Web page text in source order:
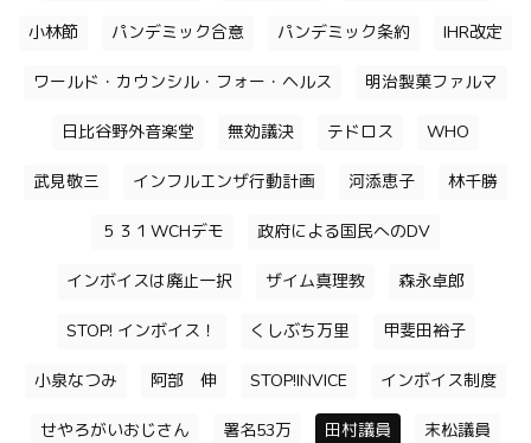
小林節 パンデミック合意 パンデミック条約 IHR改定
ワールド・カウンシル・フォー・ヘルス 明治製菓ファルマ
日比谷野外音楽堂 無効議決 テドロス WHO
武見敬三 インフルエンザ行動計画 河添恵子 林千勝
５３１WCHデモ 政府による国民へのDV
インボイスは廃止一択 ザイム真理教 森永卓郎
STOP! インボイス！ くしぶち万里 甲斐田裕子
小泉なつみ 阿部 伸 STOP!INVICE インボイス制度
せやろがいおじさん 署名53万 田村議員 末松議員